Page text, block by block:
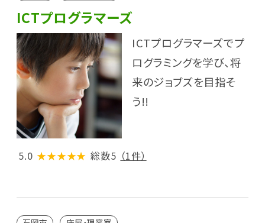
ICTプログラマーズ
ICTプログラマーズでプ
ログラミングを学び、将
来のジョブズを目指そ
う!!
5.0 ★★★★★ 総数5 （1件）